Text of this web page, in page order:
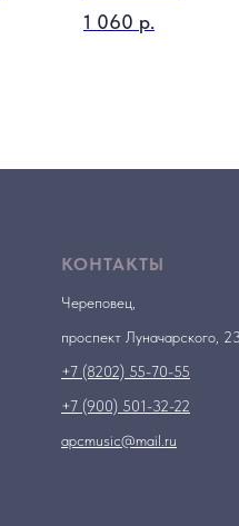
1 060 р.
КОНТАКТЫ
Череповец,
проспект Луначарского, 23.
+7 (8202) 55-70-55
+7 (900) 501-32-22
apcmusic@mail.ru